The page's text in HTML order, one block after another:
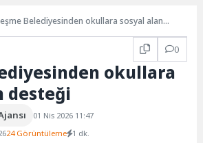
Belediyesinden okullara sosyal alan
0
okullara
desteği
01 Nis 2026 11:47
24 Görüntüleme 1 dk.